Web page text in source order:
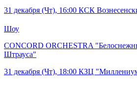
31 декабря (Чт), 16:00 КСК
Шоу
CONCORD ORCHESTRA
Штрауса"
31 декабря (Чт), 18:00 КЗЦ